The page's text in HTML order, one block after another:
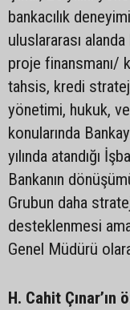
bankacılık
uluslararası alanda
proje finansmanı/
tahsis, kredi
yönetimi, hukuk,
konularında
yılında atandığı
Bankanın
Grubun daha
desteklenmesi
Genel Müdürü
H. Cahit Çınar’ın